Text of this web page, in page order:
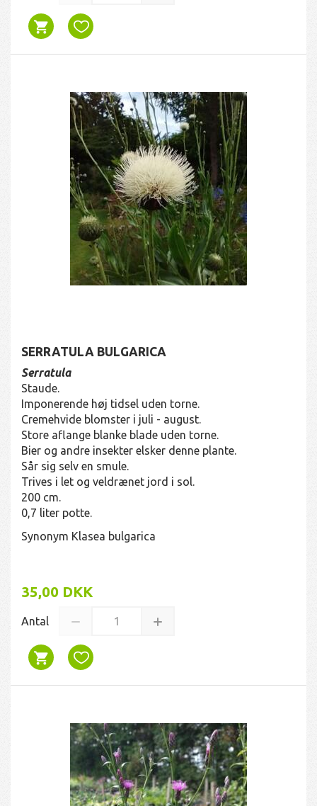
SERRATULA BULGARICA
Serratula
Staude.
Imponerende høj tidsel uden torne.
Cremehvide blomster i juli - august.
Store aflange blanke blade uden torne.
Bier og andre insekter elsker denne plante.
Sår sig selv en smule.
Trives i let og veldrænet jord i sol.
200 cm.
0,7 liter potte.
Synonym Klasea bulgarica
35,00 DKK
Antal